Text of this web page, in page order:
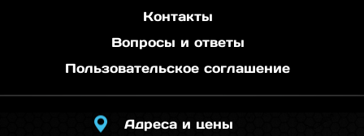
Контакты
Вопросы и ответы
Пользовательское соглашение
Адреса и цены